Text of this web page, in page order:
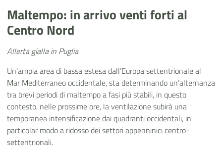
Maltempo: in arrivo venti forti al
Centro Nord
Allerta gialla in Puglia
Un’ampia area di bassa estesa dall’Europa settentrionale al
Mar Mediterraneo occidentale, sta determinando un’alternanza
tra brevi periodi di maltempo a fasi più stabili, in questo
contesto, nelle prossime ore, la ventilazione subirà una
temporanea intensificazione dai quadranti occidentali, in
particolar modo a ridosso dei settori appenninici centro-
settentrionali.